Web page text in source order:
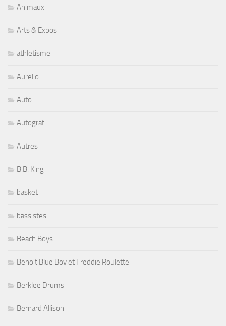
Animaux
Arts & Expos
athletisme
Aurelio
Auto
Autograf
Autres
B.B. King
basket
bassistes
Beach Boys
Benoit Blue Boy et Freddie Roulette
Berklee Drums
Bernard Allison